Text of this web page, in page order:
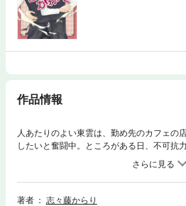
作品情報
人あたりのよい東雲は、勤め先のカフェの
したいと奮闘中。ところがある日、不可抗
してしまう。一方の実里はどんどん頑なに
著者
志々藤からり